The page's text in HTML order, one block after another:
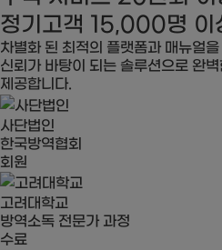
정기고객 15,000명 이
차별화 된 최적의 플랫폼과 매뉴얼을
신뢰가 바탕이 되는 솔루션으로 완
제공합니다.
사단법인
한국방역협회
회원
고려대학교
방역소독 전문가 과정
수료